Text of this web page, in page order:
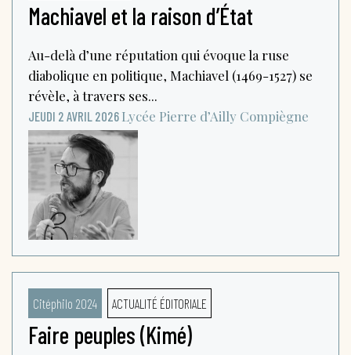
Machiavel et la raison d’État
Au-delà d’une réputation qui évoque la ruse
diabolique en politique, Machiavel (1469-1527) se
révèle, à travers ses...
JEUDI 2 AVRIL 2026 Lycée Pierre d’Ailly Compiègne
Citéphilo 2024 ACTUALITÉ ÉDITORIALE
Faire peuples (Kimé)